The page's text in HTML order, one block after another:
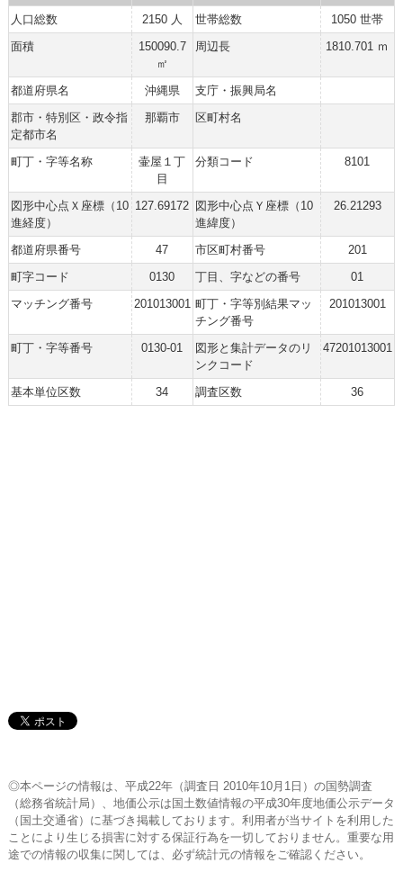
人口総数 2150 人 世帯総数
1050 世帯
面積
150090.7
㎡
周辺長 1810.701 ｍ
都道府県名 沖縄県
支庁・振興局名
郡市・特別区・政令指
定都市名
那覇市 区町村名
町丁・字等名称
壷屋１丁
目
分類コード 8101
図形中心点Ｘ座標（10
進経度）
127.69172 図形中心点Ｙ座標（10
進緯度）
26.21293
都道府県番号 47 市区町村番号
201
町字コード
0130 丁目、字などの番号
01
マッチング番号
201013001 町丁・字等別結果マッ
チング番号
201013001
町丁・字等番号 0130-01
図形と集計データのリ
ンクコード
47201013001
基本単位区数 34 調査区数 36
◎本ページの情報は、平成22年（調査日 2010年10月1日）の国勢調査
（総務省統計局）、地価公示は国土数値情報の平成30年度地価公示データ
（国土交通省）に基づき掲載しております。利用者が当サイトを利用した
ことにより生じる損害に対する保証行為を一切しておりません。重要な用
途での情報の収集に関しては、必ず統計元の情報をご確認ください。